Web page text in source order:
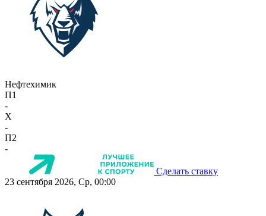
Нефтехимик
П1
-
X
-
П2
-
Сделать ставку
23 сентября 2026, Ср, 00:00